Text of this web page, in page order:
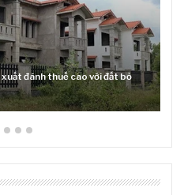
tái cơ cấu trên thị trường BĐS